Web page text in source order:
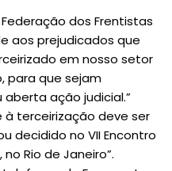
dos Frentistas
aos prejudicados que
em nosso setor
para que sejam
ação judicial.”
à terceirização deve ser
decidido no VII Encontro
Rio de Janeiro”.